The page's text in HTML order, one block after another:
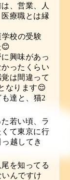
、営業、人
療職とは縁
校の受験
興味があっ
ったくらい
は間違って
なります😌
達と、猫2
若い頃、ラ
て東京に行
越してき
を知ってる
んですけ